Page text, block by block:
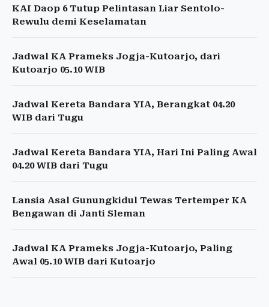
KAI Daop 6 Tutup Pelintasan Liar Sentolo-
Rewulu demi Keselamatan
Jadwal KA Prameks Jogja-Kutoarjo, dari
Kutoarjo 05.10 WIB
Jadwal Kereta Bandara YIA, Berangkat 04.20
WIB dari Tugu
Jadwal Kereta Bandara YIA, Hari Ini Paling Awal
04.20 WIB dari Tugu
Lansia Asal Gunungkidul Tewas Tertemper KA
Bengawan di Janti Sleman
Jadwal KA Prameks Jogja-Kutoarjo, Paling
Awal 05.10 WIB dari Kutoarjo